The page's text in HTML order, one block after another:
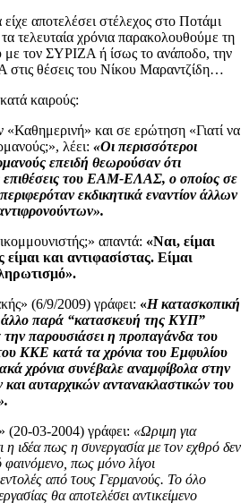
αποτελέσει στέλεχος στο Ποτάμι
τελευταία χρόνια παρακολουθούμε τη
με τον ΣΥΡΙΖΑ ή ίσως το ανάποδο, την
θέσεις του Νίκου Μαραντζίδη…
καιρούς:
«Καθημερινή» και σε ερώτηση «Γιατί να
λέει: «Οι περισσότεροι
επειδή θεωρούσαν ότι
επιθέσεις του ΕΑΜ-ΕΛΑΣ, ο οποίος σε
εκδικητικά εναντίον άλλων
απαντά: «Ναι, είμαι
και αντιφασίστας. Είμαι
(6/9/2009) γράφει: «Η κατασκοπική
παρά “κατασκευή της ΚΥΠ”
παρουσιάσει η προπαγάνδα του
ΚΚΕ κατά τα χρόνια του Εμφυλίου
χρόνια συνέβαλε αναμφίβολα στην
αυταρχικών αντανακλαστικών του
03-2004) γράφει: «Ωριμη για
η ιδέα πως η συνεργασία με τον εχθρό δεν
φαινόμενο, πως μόνο λίγοι
από τους Γερμανούς. Το όλο
θα αποτελέσει αντικείμενο